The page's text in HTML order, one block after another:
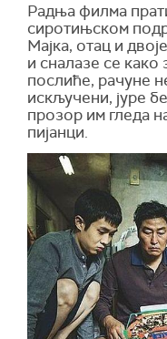
Радња филма
сиротињском
Мајка, отац и
и сналазе се како
послиће, рачуне
искључени, јуре
прозор им гледа
пијанци.